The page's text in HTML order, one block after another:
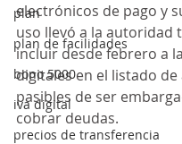
plan
plan de facilidades
bono 5000
iva digital
precios de transferencia
electrónicos de pago y
uso llevó a la autoridad
incluir desde febrero a
digitales en el listado de
pasibles de ser
cobrar deudas.